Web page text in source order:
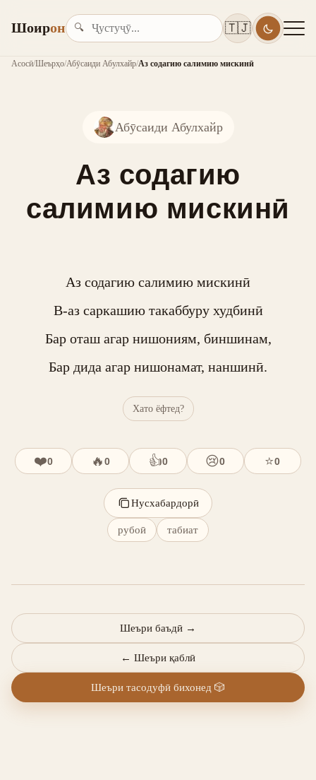
Шоирон 🔍 🇹🇯
Асосӣ/Шеърҳо/Абӯсаиди Абулхайр/Аз содагию салимию мискинӣ
Абӯсаиди Абулхайр
Аз содагию
салимию мискинӣ
Аз содагию салимию мискинӣ
В-аз саркашию такаббуру худбинӣ
Бар оташ агар нишониям, биншинам,
Бар дида агар нишонамат, наншинӣ.
Хато ёфтед?
❤️0 🔥0 👍0 😢0 ⭐0
Нусхабардорӣ
рубоӣ табиат
← Шеъри қаблӣ
Шеъри баъдӣ →
Шеъри тасодуфӣ бихонед 🎲